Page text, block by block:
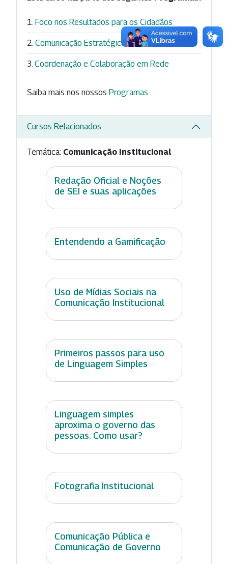
Foco nos Resultados para os Cidadãos
Comunicação Estratégica
Coordenação e Colaboração em Rede
Saiba mais nos nossos Programas
Cursos Relacionados
Temática: Comunicação Institucional
Redação Oficial e Noções
de SEI e suas aplicações
Entendendo a Gamificação
Uso de Mídias Sociais na
Comunicação Institucional
Primeiros passos para uso
de Linguagem Simples
Linguagem simples
aproxima o governo das
pessoas. Como usar?
Fotografia Institucional
Comunicação Pública e
Comunicação de Governo